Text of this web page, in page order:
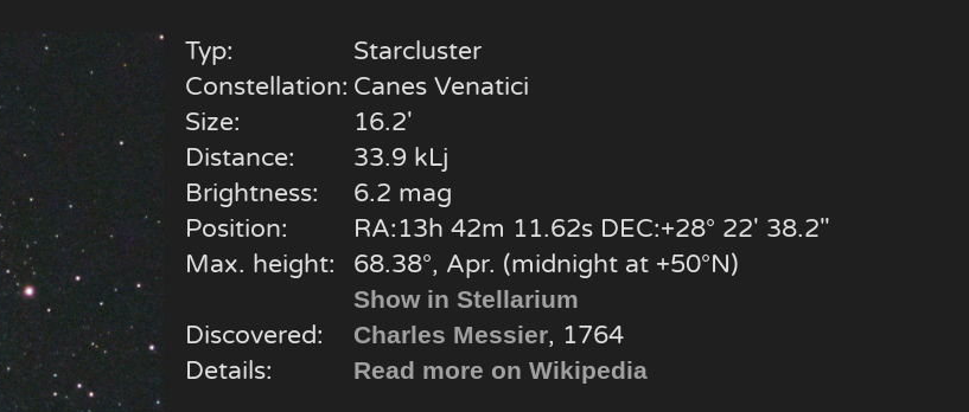
Typ:
Starcluster
Constellation: Canes Venatici
Size:
16.2'
Distance:
33.9 kLj
Brightness:
6.2 mag
Position:
RA:13h 42m 11.62s DEC:+28° 22′ 38.2″
Max. height:
68.38°, Apr. (midnight at +50°N)
Show in Stellarium
Discovered: Charles Messier, 1764
Details:
Read more on Wikipedia